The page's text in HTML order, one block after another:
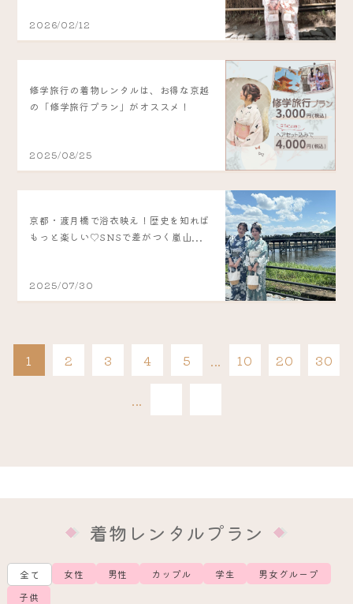
2026/02/12
修学旅行の着物レンタルは、お得な京越
の「修学旅行プラン」がオススメ！
2025/08/25
京都・渡月橋で浴衣映え！歴史を知れば
もっと楽しい♡SNSで差がつく嵐山...
2025/07/30
1 2 3 4 5 ... 10 20 30
...
最後
着物レンタルプラン
全て 女性 男性 カップル 学生
男女グループ
子供